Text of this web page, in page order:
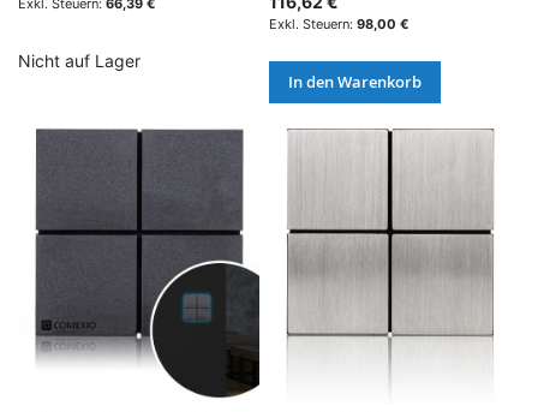
66,39 €
Nicht auf Lager
98,00 €
In den Warenkorb